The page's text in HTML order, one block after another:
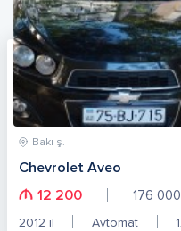
Bakı ş.
Chevrolet Aveo
12 200
176 000
2012 il Avtomat